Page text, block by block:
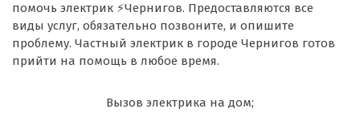
помочь электрик ⚡Чернигов. Предоставляются все
виды услуг, обязательно позвоните, и опишите
проблему. Частный электрик в городе Чернигов готов
прийти на помощь в любое время.
Вызов электрика на дом;